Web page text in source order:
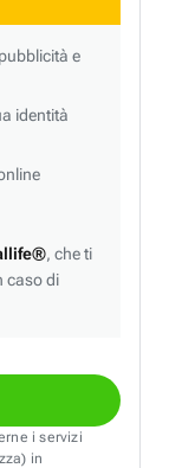
e
identità
, che ti
caso di
i servizi
in